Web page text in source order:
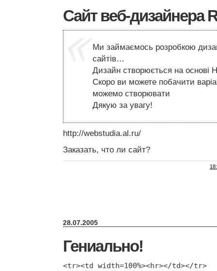
Сайт веб-дизайнера
Ми займаємось розробкою
сайтів…
Дизайн створюється на основі
Скоро ви можете побачити
можемо створювати
Дякую за увагу!
http://webstudia.al.ru/
Заказать, что ли сайт?
28.07.2005
Гениально!
<tr><td width=100%><hr></td></tr>